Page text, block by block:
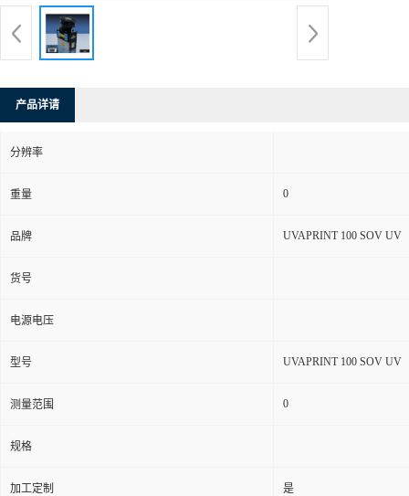
产品详请
分辨率
重量 0
品牌 UVAPRINT 100 SOV UV
货号
电源电压
型号 UVAPRINT 100 SOV UV
测量范围 0
规格
加工定制 是